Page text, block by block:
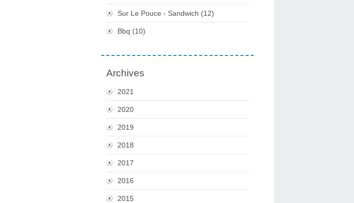
Sur Le Pouce - Sandwich (12)
Bbq (10)
Archives
2021
2020
2019
2018
2017
2016
2015